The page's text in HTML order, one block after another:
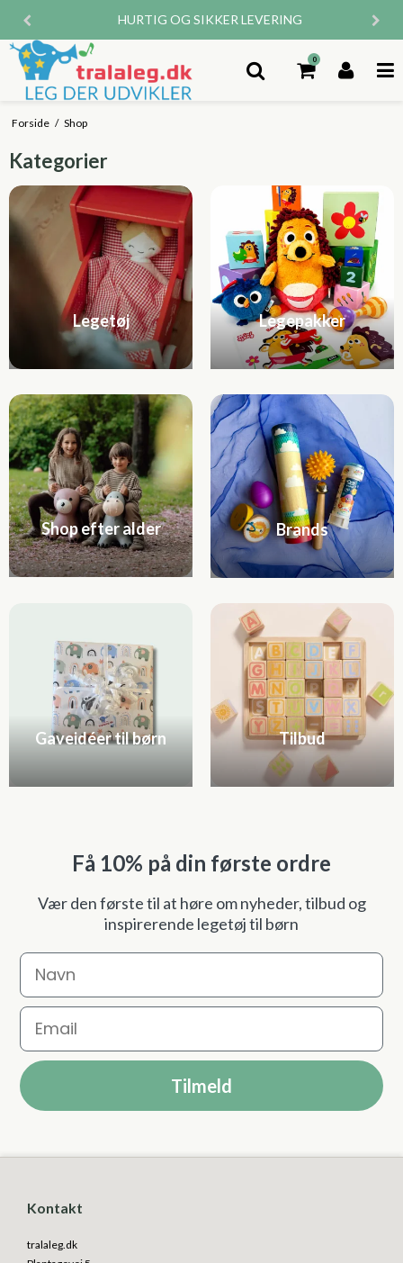
HURTIG OG SIKKER LEVERING
0
Forside / Shop
Kategorier
Legetøj Legepakker
Shop efter alder Brands
Gaveidéer til børn Tilbud
Få 10% på din første ordre
Vær den første til at høre om nyheder, tilbud og
inspirerende legetøj til børn
Navn
Email
Tilmeld
Kontakt
tralaleg.dk